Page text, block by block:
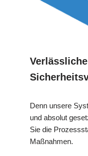
Denn unsere
und absolut
Sie die
Maßnahmen.